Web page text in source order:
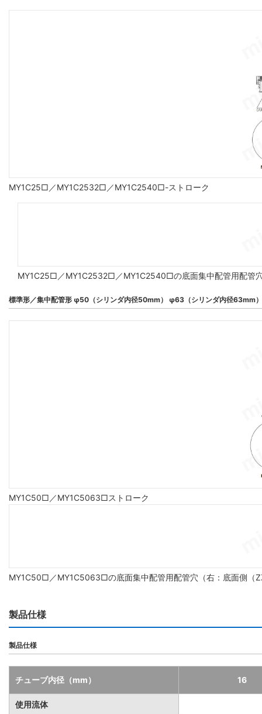
MY1C25□／MY1C2532□／MY1C2540□-ストローク
MY1C25□／MY1C2532□／MY1C2540□の底面集中配管用配管
標準形／集中配管形 φ50（シリンダ内径50mm） φ63（シリンダ内径63mm）
MY1C50□／MY1C5063□ストローク
MY1C50□／MY1C5063□の底面集中配管用配管穴（右：底面側（
製品仕様
製品仕様
チューブ内径（mm） 16
使用流体